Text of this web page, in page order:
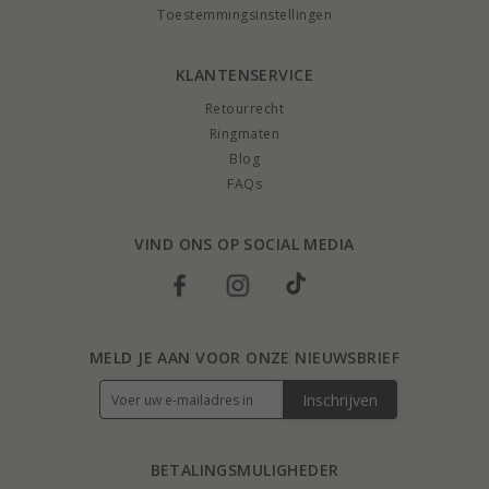
Toestemmingsinstellingen
KLANTENSERVICE
Retourrecht
Ringmaten
Blog
FAQs
VIND ONS OP SOCIAL MEDIA
BETALINGSMULIGHEDER
MELD JE AAN VOOR ONZE NIEUWSBRIEF
Inschrijven